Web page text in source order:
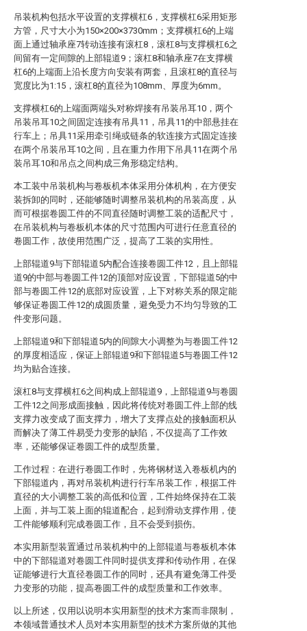
吊装机构包括水平设置的支撑横杠6，支撑横杠6采用矩形
方管，尺寸大小为150×200×3730mm；支撑横杠6的上端
面上通过轴承座7转动连接有滚杠8，滚杠8与支撑横杠6之
间留有一定间隙的上部辊道9；滚杠8和轴承座7在支撑横
杠6的上端面上沿长度方向安装有两套，且滚杠8的直径与
宽度比为1:15，滚杠8的直径为108mm、厚度为6mm。
支撑横杠6的上端面两端头对称焊接有吊装吊耳10，两个
吊装吊耳10之间固定连接有吊具11，吊具11的中部悬挂在
行车上；吊具11采用牵引绳或链条的软连接方式固定连接
在两个吊装吊耳10之间，且在重力作用下吊具11在两个吊
装吊耳10和吊点之间构成三角形稳定结构。
本工装中吊装机构与卷板机本体采用分体机构，在方便安
装拆卸的同时，还能够随时调整吊装机构的吊装高度，从
而可根据卷圆工件的不同直径随时调整工装的适配尺寸，
在吊装机构与卷板机本体的尺寸范围内可进行任意直径的
卷圆工作，故使用范围广泛，提高了工装的实用性。
上部辊道9与下部辊道5内配合连接卷圆工件12，且上部辊
道9的中部与卷圆工件12的顶部对应设置，下部辊道5的中
部与卷圆工件12的底部对应设置，上下对称关系的限定能
够保证卷圆工件12的成圆质量，避免受力不均匀导致的工
件变形问题。
上部辊道9和下部辊道5内的间隙大小调整为与卷圆工件12
的厚度相适应，保证上部辊道9和下部辊道5与卷圆工件12
均为贴合连接。
滚杠8与支撑横杠6之间构成上部辊道9，上部辊道9与卷圆
工件12之间形成面接触，因此将传统对卷圆工件上部的线
支撑力改变成了面支撑力，增大了支撑点处的接触面积从
而解决了薄工件易受力变形的缺陷，不仅提高了工作效
率，还能够保证卷圆工件的成型质量。
工作过程：在进行卷圆工作时，先将钢材送入卷板机内的
下部辊道内，再对吊装机构进行行车吊装工作，根据工件
直径的大小调整工装的高低和位置，工件始终保持在工装
上面，并与工装上面的辊道配合，起到滑动支撑作用，使
工件能够顺利完成卷圆工作，且不会受到损伤。
本实用新型装置通过吊装机构中的上部辊道与卷板机本体
中的下部辊道对卷圆工件同时提供支撑和传动作用，在保
证能够进行大直径卷圆工作的同时，还具有避免薄工件受
力变形的功能，提高卷圆工件的成型质量和工作效率。
以上所述，仅用以说明本实用新型的技术方案而非限制，
本领域普通技术人员对本实用新型的技术方案所做的其他